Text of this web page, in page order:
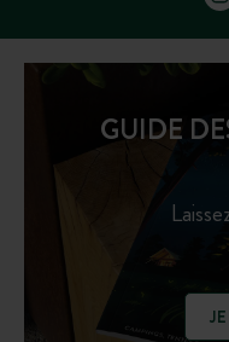
GUIDE